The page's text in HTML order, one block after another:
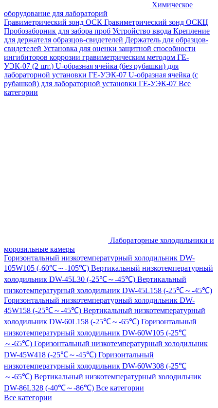
Химическое
оборудование для лабораторий
Гравиметрический зонд ОСК Гравиметрический зонд ОСКЦ
Пробозаборник для забора проб Устройство ввода Крепление
для держателя образцов-свидетелей Держатель для образцов-
свидетелей Установка для оценки защитной способности
ингибиторов коррозии гравиметрическим методом ГЕ-
УЭК-07 (2 шт.) U-образная ячейка (без рубашки) для
лабораторной установки ГЕ-УЭК-07 U-образная ячейка (с
рубашкой) для лабораторной установки ГЕ-УЭК-07 Все
категории
Лабораторные холодильники и
морозильные камеры
Горизонтальный низкотемпературный холодильник DW-
105W105 (-60℃～-105℃) Вертикальный низкотемпературный
холодильник DW-45L30 (-25℃～-45℃) Вертикальный
низкотемпературный холодильник DW-45L158 (-25℃～-45℃)
Горизонтальный низкотемпературный холодильник DW-
45W158 (-25℃～-45℃) Вертикальный низкотемпературный
холодильник DW-60L158 (-25℃～-65℃) Горизонтальный
низкотемпературный холодильник DW-60W105 (-25℃
～-65℃) Горизонтальный низкотемпературный холодильник
DW-45W418 (-25℃～-45℃) Горизонтальный
низкотемпературный холодильник DW-60W308 (-25℃
～-65℃) Вертикальный низкотемпературный холодильник
DW-86L328 (-40℃～-86℃) Все категории
Все категории